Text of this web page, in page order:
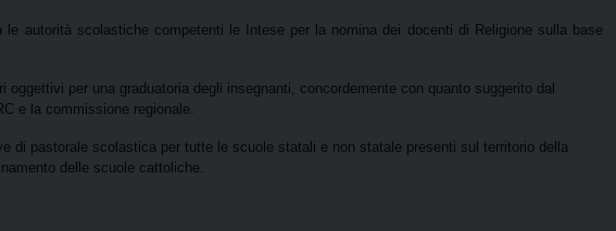
le autorità scolastiche competenti le Intese per la nomina dei docenti di Religione sulla base
oggettivi per una graduatoria degli insegnanti, concordemente con quanto suggerito dal
e la commissione regionale.
di pastorale scolastica per tutte le scuole statali e non statale presenti sul territorio della
delle scuole cattoliche.